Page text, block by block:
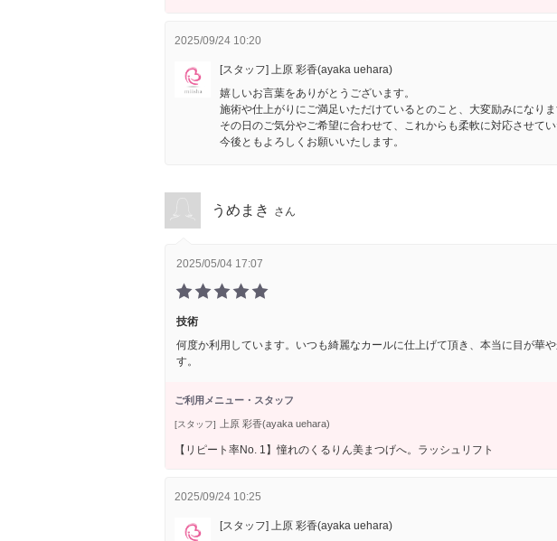
2025/09/24 10:20
[スタッフ] 上原 彩香(ayaka uehara)
嬉しいお言葉をありがとうございます。
施術や仕上がりにご満足いただけているとのこと、大変励みになりま
その日のご気分やご希望に合わせて、これからも柔軟に対応させて
今後ともよろしくお願いいたします。
うめまき さん
2025/05/04 17:07
技術
何度か利用しています。いつも綺麗なカールに仕上げて頂き、本当に目が華
す。
ご利用メニュー・スタッフ
[スタッフ] 上原 彩香(ayaka uehara)
【リピート率No. 1】憧れのくるりん美まつげへ。ラッシュリフト
2025/09/24 10:25
[スタッフ] 上原 彩香(ayaka uehara)